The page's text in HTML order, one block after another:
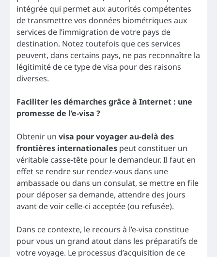
intégrée qui permet aux autorités compétentes
de transmettre vos données biométriques aux
services de l’immigration de votre pays de
destination. Notez toutefois que ces services
peuvent, dans certains pays, ne pas reconnaître la
légitimité de ce type de visa pour des raisons
diverses.
Faciliter les démarches grâce à Internet : une
promesse de l’e-visa ?
Obtenir un visa pour voyager au-delà des
frontières internationales peut constituer un
véritable casse-tête pour le demandeur. Il faut en
effet se rendre sur rendez-vous dans une
ambassade ou dans un consulat, se mettre en file
pour déposer sa demande, attendre des jours
avant de voir celle-ci acceptée (ou refusée).
Dans ce contexte, le recours à l’e-visa constitue
pour vous un grand atout dans les préparatifs de
votre voyage. Le processus d’acquisition de ce